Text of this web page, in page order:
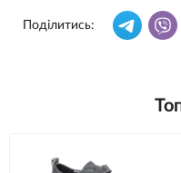
Поділитись: